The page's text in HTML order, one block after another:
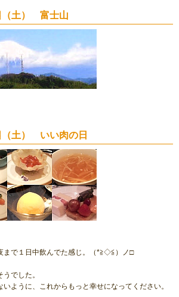
（土） 富士山
（土） いい肉の日
まで１日中飲んでた感じ。（*≧◇≦）ノ□
でした。
ように、これからもっと幸せになってください。